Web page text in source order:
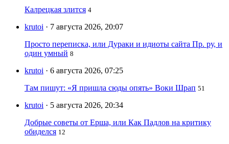
Калрецкая злится 4
krutoi · 7 августа 2026, 20:07
Просто переписка, или Дураки и идиоты сайта Пр. ру, и
один умный 8
krutoi · 6 августа 2026, 07:25
Там пишут: «Я пришла сюды опять» Воки Шрап 51
krutoi · 5 августа 2026, 20:34
Добрые советы от Ерша, или Как Падлов на критику
обиделся 12